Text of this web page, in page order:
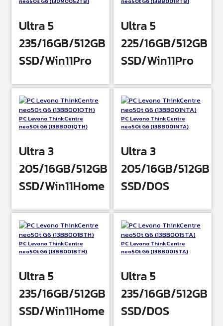
Ultra 5
235/16GB/512GB
SSD/Win11Pro
Ultra 5
225/16GB/512GB
SSD/Win11Pro
PC Levono ThinkCentre
neo50t G6 (13BB001QTH)
Ultra 3
205/16GB/512GB
SSD/Win11Home
PC Levono ThinkCentre
neo50t G6 (13BB001NTA)
Ultra 3
205/16GB/512GB
SSD/DOS
PC Levono ThinkCentre
neo50t G6 (13BB001BTH)
Ultra 5
235/16GB/512GB
SSD/Win11Home
PC Levono ThinkCentre
neo50t G6 (13BB0015TA)
Ultra 5
235/16GB/512GB
SSD/DOS